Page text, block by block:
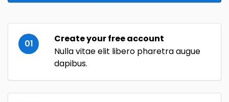
01
Create your free account
Nulla vitae elit libero pharetra augue
dapibus.